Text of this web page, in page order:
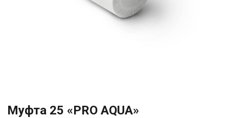
Муфта 25 «PRO AQUA»